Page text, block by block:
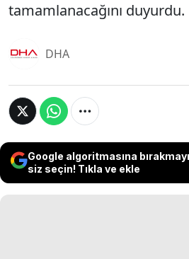
tamamlanacağını duyurdu.
DHA
Google algoritmasına
siz seçin! Tıkla ve ekle